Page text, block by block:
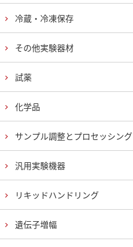
冷蔵・冷凍保存
その他実験器材
試薬
化学品
サンプル調整とプロセッシング
汎用実験機器
リキッドハンドリング
遺伝子増幅